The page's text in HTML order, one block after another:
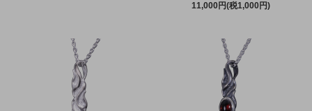
11,000円(税1,000円)